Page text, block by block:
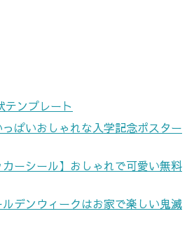
テンプレート
っぱいおしゃれな入学記念ポスター
カーシール】おしゃれで可愛い無料
デンウィークはお家で楽しい鬼滅